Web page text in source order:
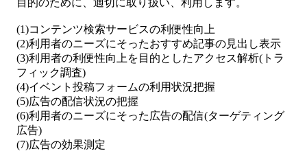
目的のために、適切に取り扱い、利用します。
(1)コンテンツ検索サービスの利便性向上
(2)利用者のニーズにそったおすすめ記事の見出し表示
(3)利用者の利便性向上を目的としたアクセス解析(トラ
フィック調査)
(4)イベント投稿フォームの利用状況把握
(5)広告の配信状況の把握
(6)利用者のニーズにそった広告の配信(ターゲティング
広告)
(7)広告の効果測定